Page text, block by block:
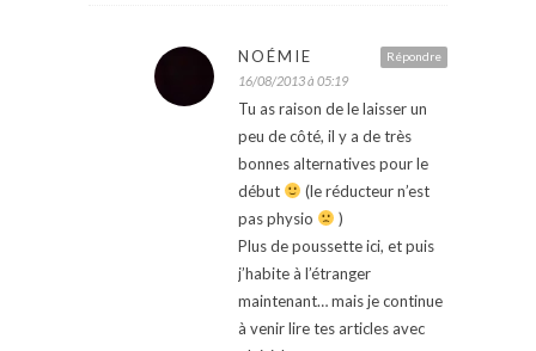
Répondre
NOÉMIE
16/08/2013 à 05:19
Tu as raison de le laisser un
peu de côté, il y a de très
bonnes alternatives pour le
début
(le réducteur n’est
pas physio
)
Plus de poussette ici, et puis
j’habite à l’étranger
maintenant… mais je continue
à venir lire tes articles avec